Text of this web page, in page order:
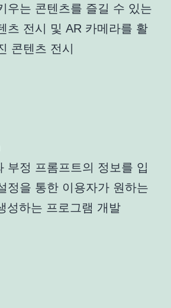
우는 콘텐츠를 즐길 수 있는
츠 전시 및 AR 카메라를 활
콘텐츠 전시
부정 프롬프트의 정보를 입
정을 통한 이용자가 원하는
성하는 프로그램 개발